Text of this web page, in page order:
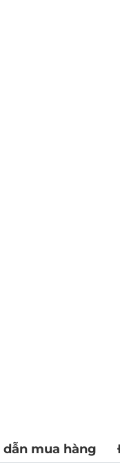
mua hàng